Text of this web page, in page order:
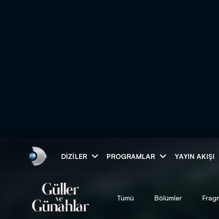
DIZILER PROGRAMLAR YAYIN AKIŞI
Tümü Bölümler